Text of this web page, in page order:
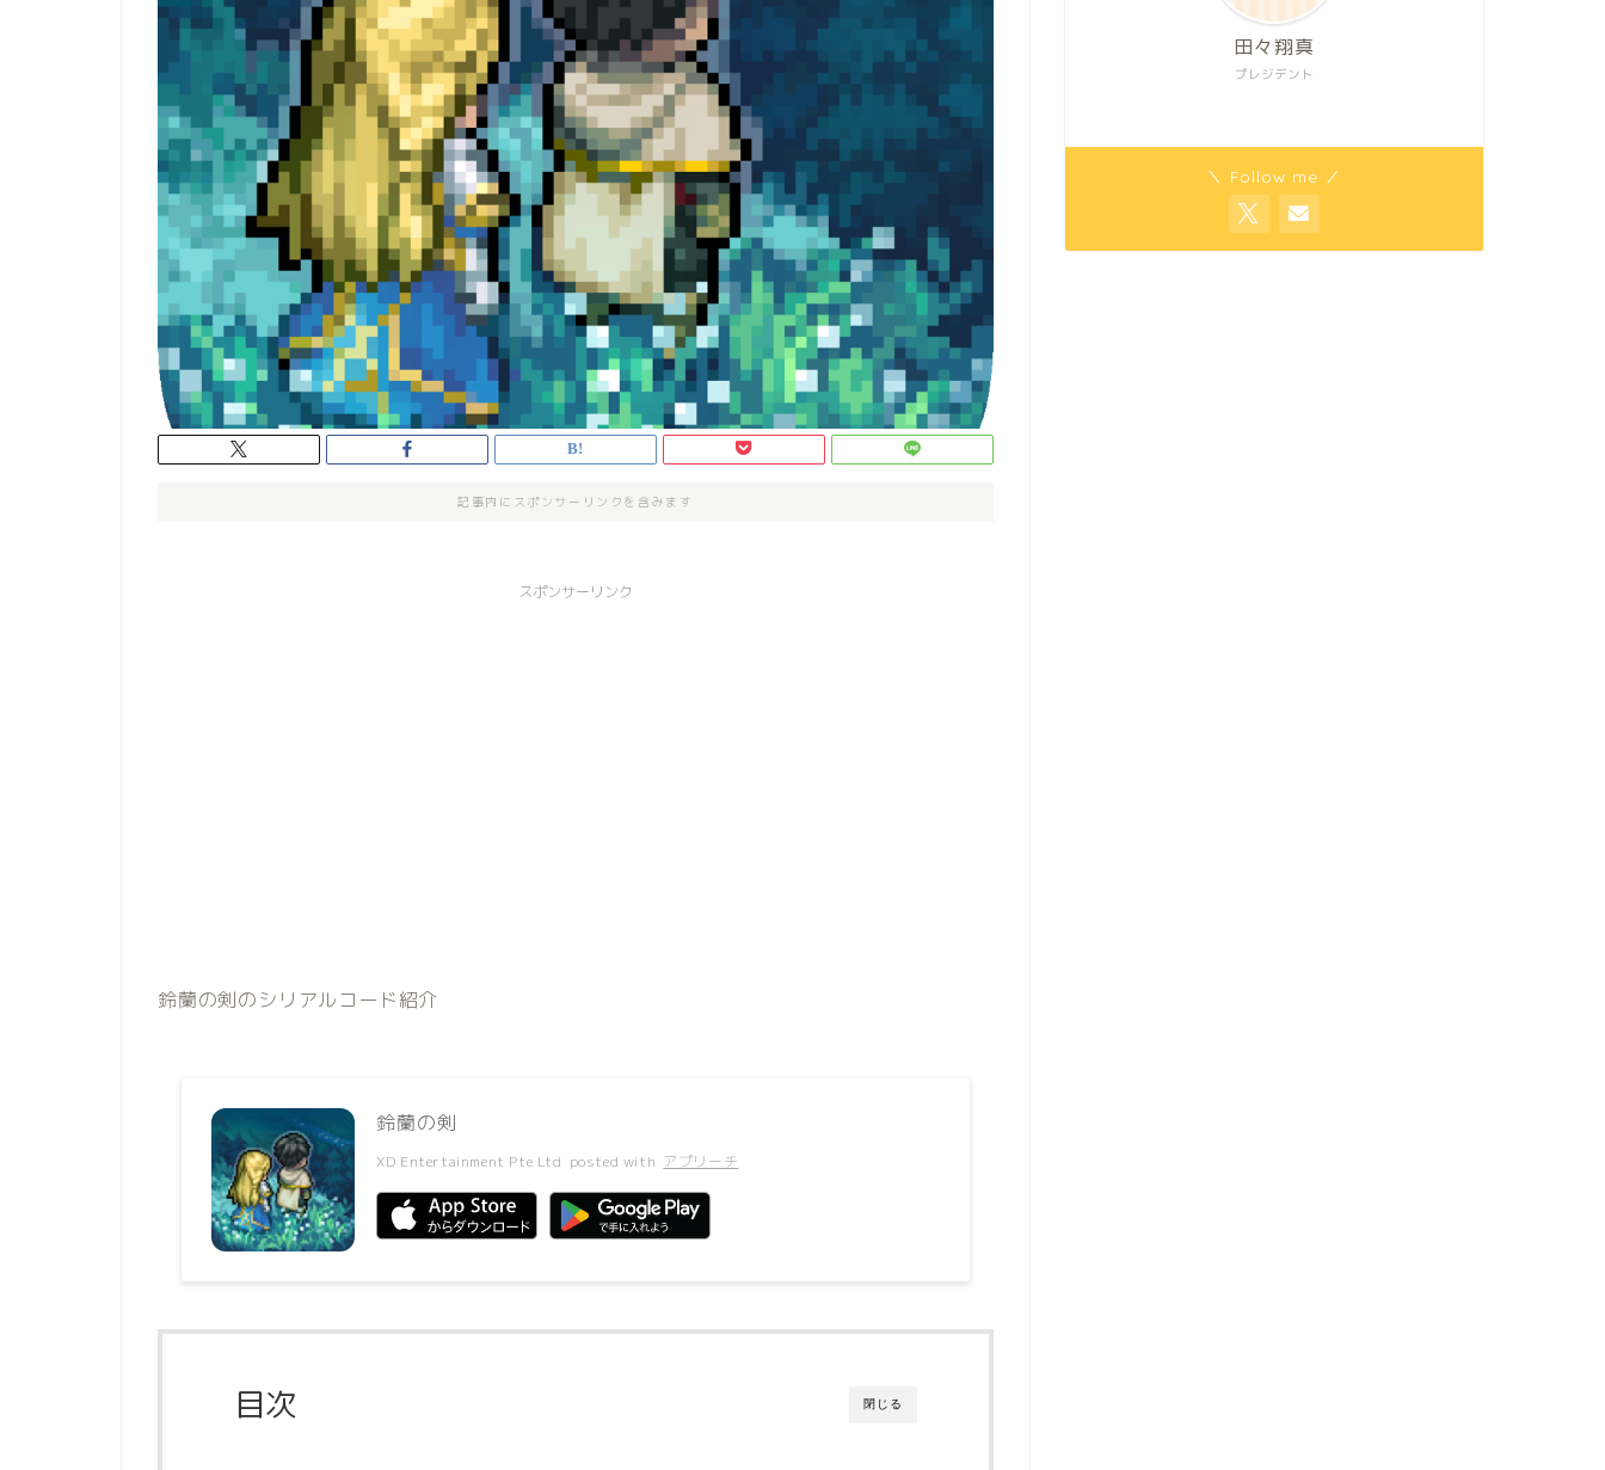
記事内にスポンサーリンクを含みます
スポンサーリンク
鈴蘭の剣のシリアルコード紹介
鈴蘭の剣
XD Entertainment Pte Ltd posted with アプリーチ
閉じる
目次
プレジデント
田々翔真
＼ Follow me ／